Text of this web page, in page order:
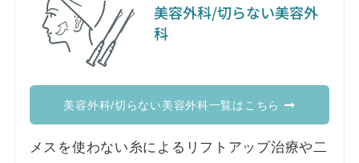
美容外科/切らない美容外
科
美容外科/切らない美容外科一覧はこちら
メスを使わない糸によるリフトアップ治療や二